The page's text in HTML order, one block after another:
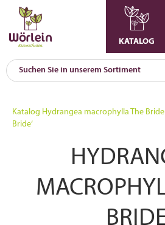
KATALOG
Katalog Hydrangea macrophylla The Bride
Bride‘